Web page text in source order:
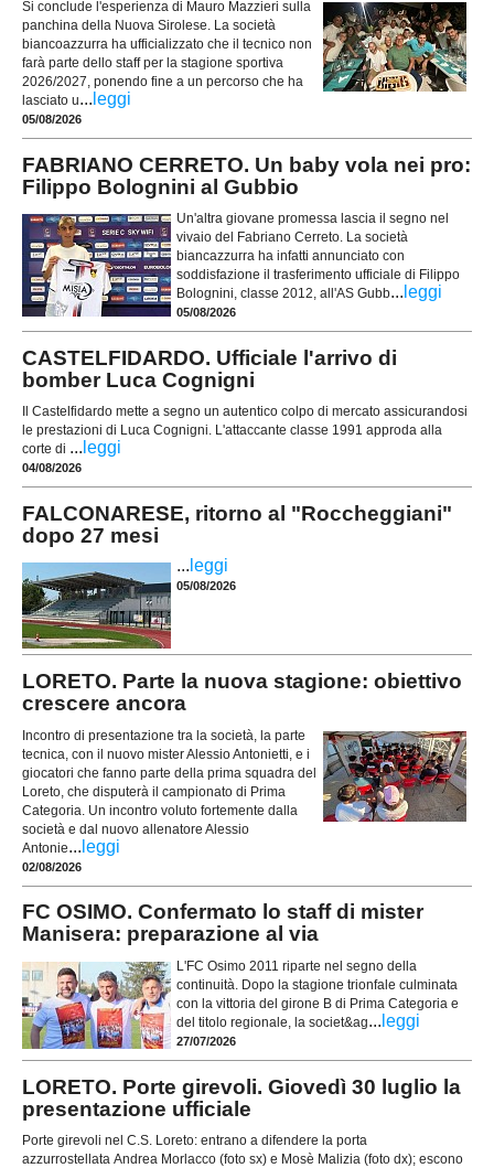
Si conclude l'esperienza di Mauro Mazzieri sulla
panchina della Nuova Sirolese. La società
biancoazzurra ha ufficializzato che il tecnico non
farà parte dello staff per la stagione sportiva
2026/2027, ponendo fine a un percorso che ha
lasciato u... leggi
05/08/2026
FABRIANO CERRETO. Un baby vola nei pro:
Filippo Bolognini al Gubbio
Un'altra giovane promessa lascia il segno nel
vivaio del Fabriano Cerreto. La società
biancazzurra ha infatti annunciato con
soddisfazione il trasferimento ufficiale di Filippo
Bolognini, classe 2012, all'AS Gubb... leggi
05/08/2026
CASTELFIDARDO. Ufficiale l'arrivo di
bomber Luca Cognigni
Il Castelfidardo mette a segno un autentico colpo di mercato assicurandosi
le prestazioni di Luca Cognigni. L'attaccante classe 1991 approda alla
corte di ... leggi
04/08/2026
FALCONARESE, ritorno al "Roccheggiani"
dopo 27 mesi
... leggi
05/08/2026
LORETO. Parte la nuova stagione: obiettivo
crescere ancora
Incontro di presentazione tra la società, la parte
tecnica, con il nuovo mister Alessio Antonietti, e i
giocatori che fanno parte della prima squadra del
Loreto, che disputerà il campionato di Prima
Categoria. Un incontro voluto fortemente dalla
società e dal nuovo allenatore Alessio
Antonie... leggi
02/08/2026
FC OSIMO. Confermato lo staff di mister
Manisera: preparazione al via
L'FC Osimo 2011 riparte nel segno della
continuità. Dopo la stagione trionfale culminata
con la vittoria del girone B di Prima Categoria e
del titolo regionale, la societ&ag... leggi
27/07/2026
LORETO. Porte girevoli. Giovedì 30 luglio la
presentazione ufficiale
Porte girevoli nel C.S. Loreto: entrano a difendere la porta
azzurrostellata Andrea Morlacco (foto sx) e Mosè Malizia (foto dx); escono